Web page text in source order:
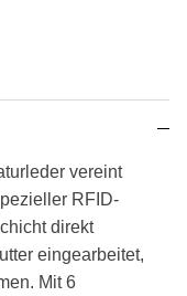
vereint
RFID-
direkt
eingearbeitet,
Mit 6